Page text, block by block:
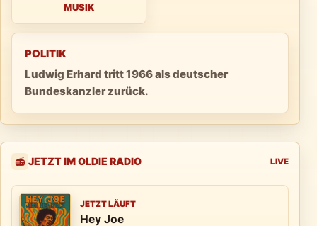
MUSIK
POLITIK
Ludwig Erhard tritt 1966 als deutscher
Bundeskanzler zurück.
📻 JETZT IM OLDIE RADIO LIVE
JETZT LÄUFT
Hey Joe